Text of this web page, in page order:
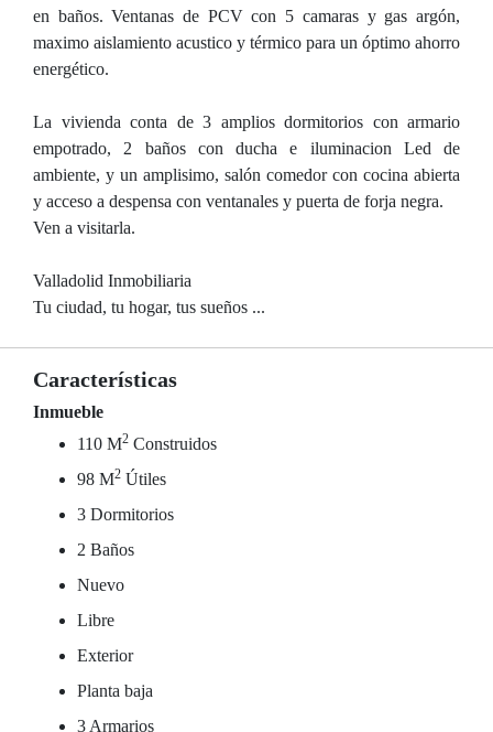
en baños. Ventanas de PCV con 5 camaras y gas argón,
maximo aislamiento acustico y térmico para un óptimo ahorro
energético.
La vivienda conta de 3 amplios dormitorios con armario
empotrado, 2 baños con ducha e iluminacion Led de
ambiente, y un amplisimo, salón comedor con cocina abierta
y acceso a despensa con ventanales y puerta de forja negra.
Ven a visitarla.
Valladolid Inmobiliaria
Tu ciudad, tu hogar, tus sueños ...
Características
Inmueble
110 M2 Construidos
98 M2 Útiles
3 Dormitorios
2 Baños
Nuevo
Libre
Exterior
Planta baja
3 Armarios